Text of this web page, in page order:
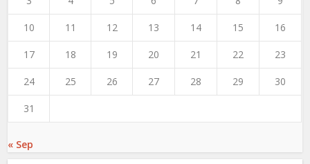
10 11 12 13 14 15 16
17 18 19 20 21 22 23
24 25 26 27 28 29 30
31
« Sep